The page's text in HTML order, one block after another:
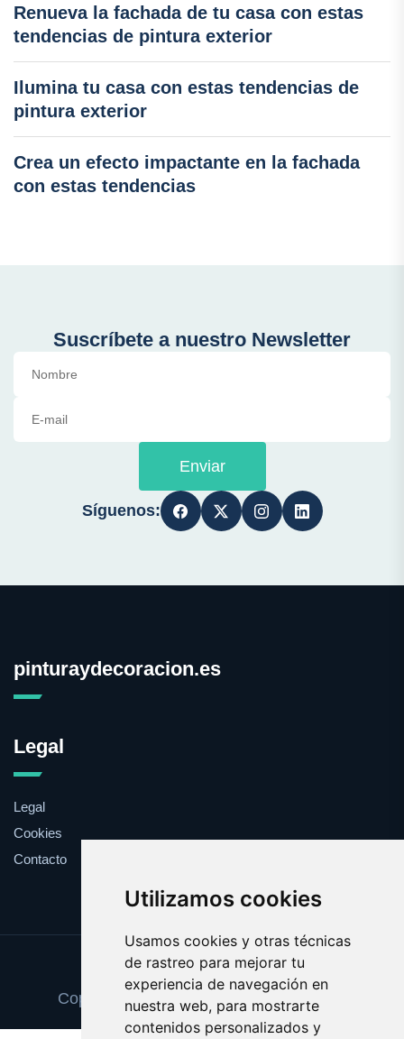
Utilizamos cookies
Usamos cookies y otras técnicas
de rastreo para mejorar tu
experiencia de navegación en
nuestra web, para mostrarte
contenidos personalizados y
Renueva la fachada de tu casa con estas
tendencias de pintura exterior
Ilumina tu casa con estas tendencias de
pintura exterior
Crea un efecto impactante en la fachada
con estas tendencias
Suscríbete a nuestro Newsletter
Enviar
Síguenos:
pinturaydecoracion.es
Legal
Legal
Cookies
Contacto
Update cookies preferences
Copyright © 2025 pinturaydecoracion.es